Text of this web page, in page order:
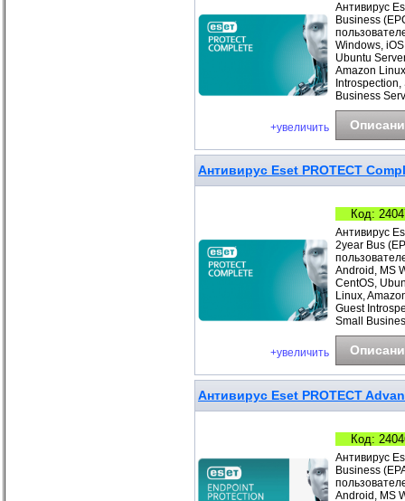
+увеличить
Антивирус
Business
Windows,
Ubuntu
Amazon
Business
Антивирус Eset PROTECT
+увеличить
Код:
Антивирус
2year Bus
Android, MS
CentOS,
Linux,
Guest
Small
Антивирус Eset PROTECT
Код:
Антивирус
Business
Android, MS